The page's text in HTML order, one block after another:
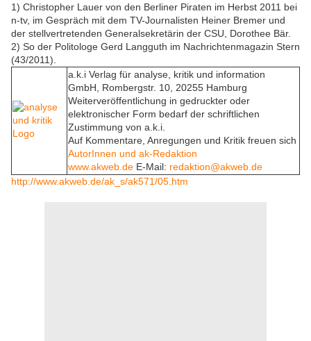
1) Christopher Lauer von den Berliner Piraten im Herbst 2011 bei
n-tv, im Gespräch mit dem TV-Journalisten Heiner Bremer und
der stellvertretenden Generalsekretärin der CSU, Dorothee Bär.
2) So der Politologe Gerd Langguth im Nachrichtenmagazin Stern
(43/2011).
a.k.i Verlag für analyse, kritik und information
GmbH, Rombergstr. 10, 20255 Hamburg
Weiterveröffentlichung in gedruckter oder
elektronischer Form bedarf der schriftlichen
Zustimmung von a.k.i.
Auf Kommentare, Anregungen und Kritik freuen sich
AutorInnen und ak-Redaktion
www.akweb.de E-Mail: redaktion@akweb.de
http://www.akweb.de/ak_s/ak571/05.htm